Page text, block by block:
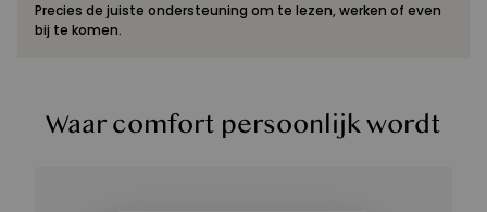
Precies de juiste ondersteuning om te lezen, werken of even
bij te komen.
Waar comfort persoonlijk wordt